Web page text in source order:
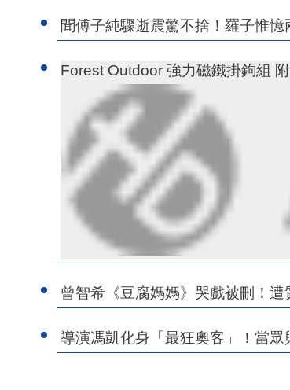
聞傅子純驟逝震驚不捨！羅子惟
Forest Outdoor 強力磁鐵掛鉤組
曾智希《豆腐媽媽》哭戲被刪！
導演馮凱化身「最狂奧客」！當